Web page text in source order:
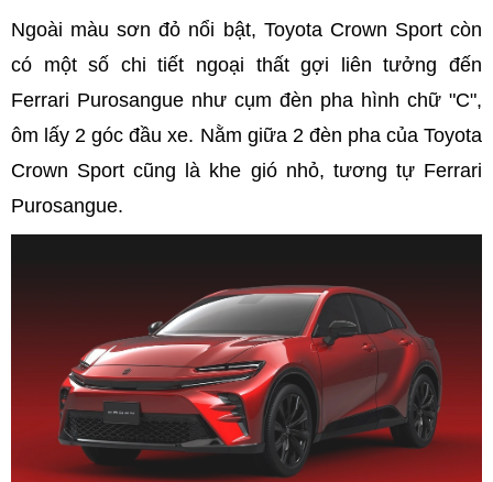
Ngoài màu sơn đỏ nổi bật, Toyota Crown Sport còn
có một số chi tiết ngoại thất gợi liên tưởng đến
Ferrari Purosangue như cụm đèn pha hình chữ "C",
ôm lấy 2 góc đầu xe. Nằm giữa 2 đèn pha của Toyota
Crown Sport cũng là khe gió nhỏ, tương tự Ferrari
Purosangue.